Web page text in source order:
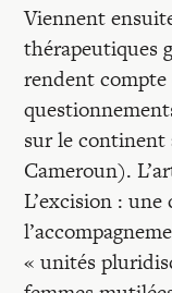
Viennent
thérapeutiques
rendent compte
sur le
Cameroun).
L’excision :
« unités